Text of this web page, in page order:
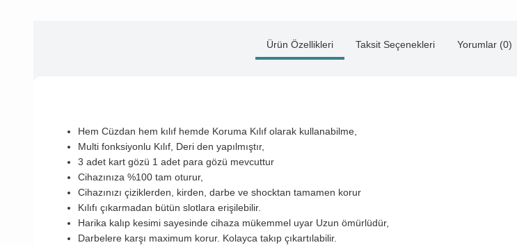
Ürün Özellikleri Taksit Seçenekleri Yorumlar (0)
Hem Cüzdan hem kılıf hemde Koruma Kılıf olarak kullanabilme,
Multi fonksiyonlu Kılıf, Deri den yapılmıştır,
3 adet kart gözü 1 adet para gözü mevcuttur
Cihazınıza %100 tam oturur,
Cihazınızı çiziklerden, kirden, darbe ve shocktan tamamen korur
Kılıfı çıkarmadan bütün slotlara erişilebilir.
Harika kalıp kesimi sayesinde cihaza mükemmel uyar Uzun ömürlüdür,
Darbelere karşı maximum korur. Kolayca takıp çıkartılabilir.